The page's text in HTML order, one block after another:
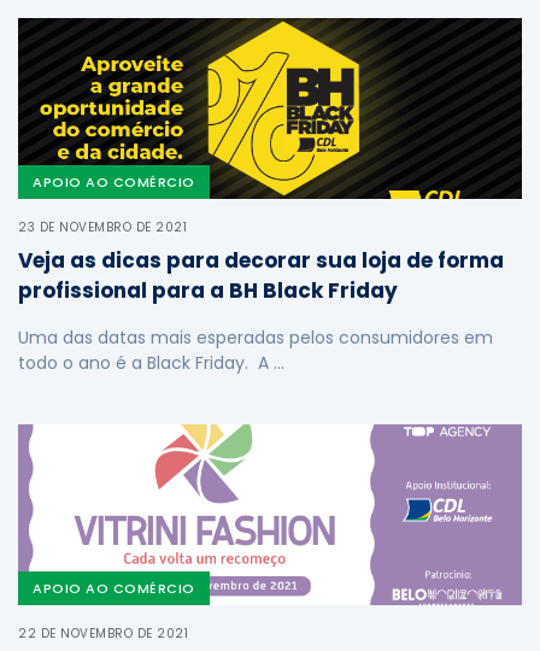
APOIO AO COMÉRCIO
23 DE NOVEMBRO DE 2021
Veja as dicas para decorar sua loja de forma
profissional para a BH Black Friday
Uma das datas mais esperadas pelos consumidores em
todo o ano é a Black Friday. A …
APOIO AO COMÉRCIO
22 DE NOVEMBRO DE 2021